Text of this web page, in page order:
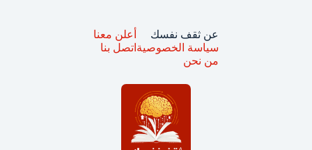
عن ثقف نفسك
سياسة الخصوصية
من نحن
أعلن معنا
اتصل بنا